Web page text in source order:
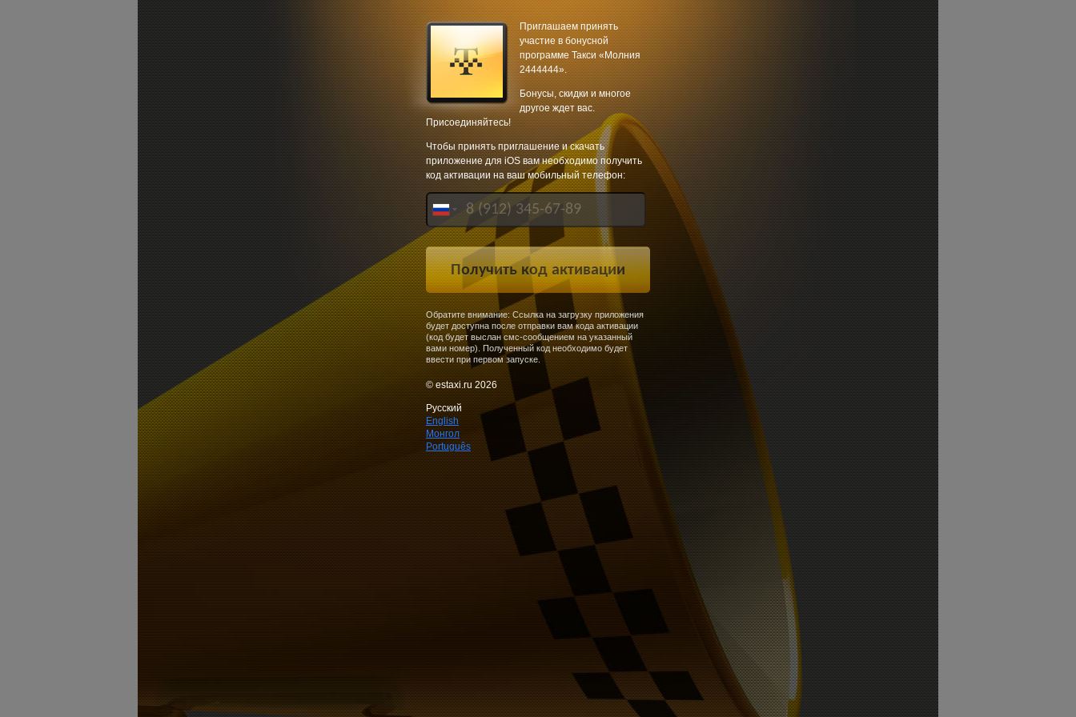
Приглашаем принять
участие в бонусной
программе Такси «Молния
2444444».
Бонусы, скидки и многое
другое ждет вас.
Присоединяйтесь!
Чтобы принять приглашение и скачать
приложение для iOS вам необходимо получить
код активации на ваш мобильный телефон:
Обратите внимание: Ссылка на загрузку приложения
будет доступна после отправки вам кода активации
(код будет выслан смс-сообщением на указанный
вами номер). Полученный код необходимо будет
ввести при первом запуске.
© estaxi.ru 2026
Русский
English
Монгол
Português